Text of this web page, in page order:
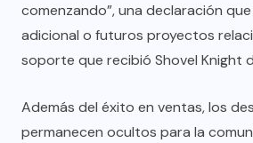
comenzando”, una declaración
adicional o futuros proyectos
soporte que recibió Shovel Knight
Además del éxito en ventas, los
permanecen ocultos para la